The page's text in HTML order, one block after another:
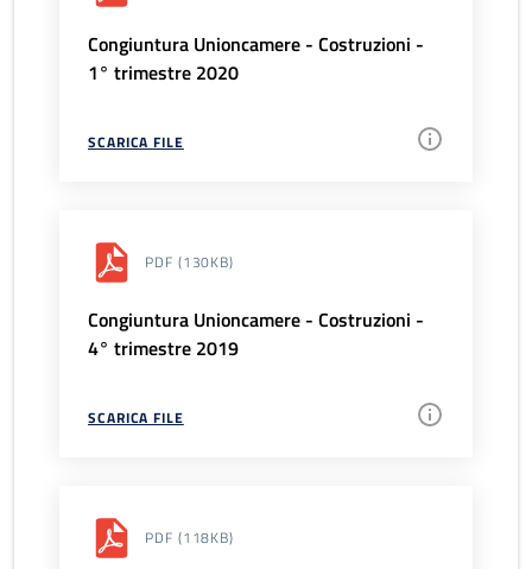
Congiuntura Unioncamere - Costruzioni -
1° trimestre 2020
SCARICA FILE
PDF (130KB)
Congiuntura Unioncamere - Costruzioni -
4° trimestre 2019
SCARICA FILE
PDF (118KB)